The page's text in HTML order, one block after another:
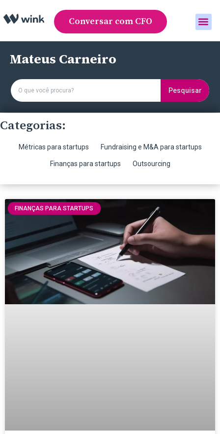
Conversar com CFO
Mateus Carneiro
Pesquisar
Categorias:
Métricas para startups Fundraising e M&A para startups
Finanças para startups Outsourcing
FINANÇAS PARA STARTUPS